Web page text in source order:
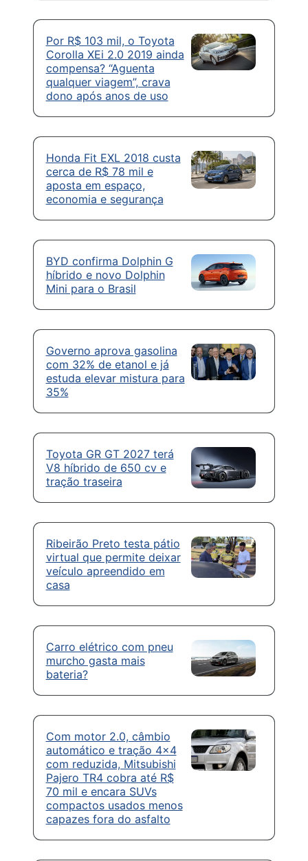
Por R$ 103 mil, o Toyota
Corolla XEi 2.0 2019 ainda
compensa? “Aguenta
qualquer viagem”, crava
dono após anos de uso
Honda Fit EXL 2018 custa
cerca de R$ 78 mil e
aposta em espaço,
economia e segurança
BYD confirma Dolphin G
híbrido e novo Dolphin
Mini para o Brasil
Governo aprova gasolina
com 32% de etanol e já
estuda elevar mistura para
35%
Toyota GR GT 2027 terá
V8 híbrido de 650 cv e
tração traseira
Ribeirão Preto testa pátio
virtual que permite deixar
veículo apreendido em
casa
Carro elétrico com pneu
murcho gasta mais
bateria?
Com motor 2.0, câmbio
automático e tração 4×4
com reduzida, Mitsubishi
Pajero TR4 cobra até R$
70 mil e encara SUVs
compactos usados menos
capazes fora do asfalto